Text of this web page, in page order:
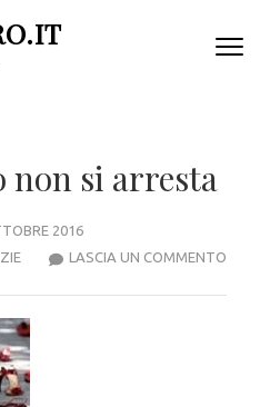
si arresta
2016
LASCIA UN COMMENTO